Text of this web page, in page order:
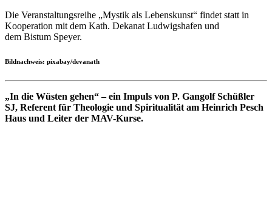
Die Veranstaltungsreihe „Mystik als Lebenskunst“ findet statt in
Kooperation mit dem Kath. Dekanat Ludwigshafen und
dem Bistum Speyer.
Bildnachweis: pixabay/devanath
„In die Wüsten gehen“ – ein Impuls von P. Gangolf Schüßler
SJ, Referent für Theologie und Spiritualität am Heinrich Pesch
Haus und Leiter der MAV-Kurse.